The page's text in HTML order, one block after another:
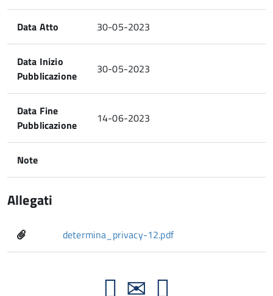
Data Atto 30-05-2023
Data Inizio
Pubblicazione
30-05-2023
Data Fine
Pubblicazione
14-06-2023
Note
Allegati
determina_privacy-12.pdf